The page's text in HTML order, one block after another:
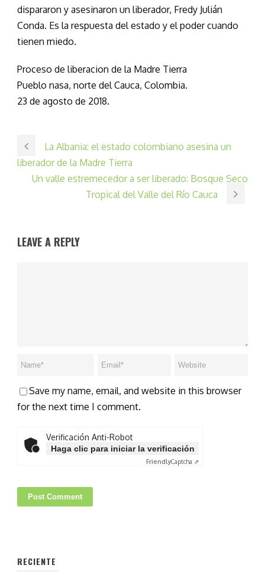
dispararon y asesinaron un liberador, Fredy Julián
Conda. Es la respuesta del estado y el poder cuando
tienen miedo.
Proceso de liberacion de la Madre Tierra
Pueblo nasa, norte del Cauca, Colombia.
23 de agosto de 2018.
La Albania: el estado colombiano asesina un
liberador de la Madre Tierra
Un valle estremecedor a ser liberado: Bosque Seco
Tropical del Valle del Río Cauca
LEAVE A REPLY
Save my name, email, and website in this browser
for the next time I comment.
Verificación Anti-Robot
Haga clic para iniciar la verificación
FriendlyCaptcha ⇗
RECIENTE